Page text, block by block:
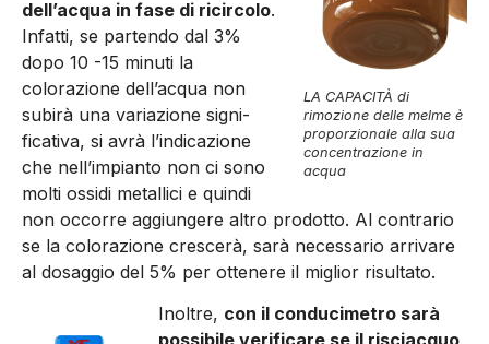
LA CAPACITÀ di
rimozione delle melme è
proporzionale alla sua
concentrazione in
acqua
dell’acqua in fase di ricircolo.
Infatti, se parten­do dal 3%
dopo 10 -15 minuti la
colorazione dell’acqua non
subirà una variazione signi­
ficativa, si avrà l’indicazione
che nell’impianto non ci sono
molti ossidi metallici e quin­di
non occorre aggiungere al­tro prodotto. Al contrario
se la colorazione crescerà, sarà necessario arrivare
al dosag­gio del 5% per ottenere il mi­glior risultato.
Inoltre, con il conducimetro sarà